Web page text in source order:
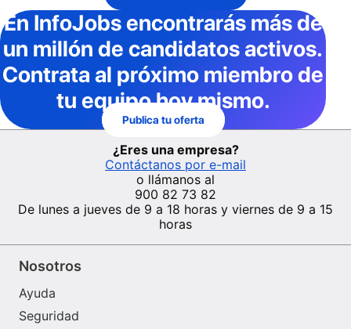
En InfoJobsencontrarás más de
un millón de candidatos activos.
Contrata al próximo miembro de
tu equipo hoy mismo.
Publica tu oferta
¿Eres una empresa?
Contáctanos por e-mail
o llámanos al
900 82 73 82
De lunes a jueves de 9 a 18 horas y viernes de 9 a 15
horas
Nosotros
Ayuda
Seguridad